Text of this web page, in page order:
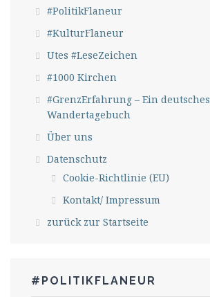
#PolitikFlaneur
#KulturFlaneur
Utes #LeseZeichen
#1000 Kirchen
#GrenzErfahrung – Ein deutsches
Wandertagebuch
Über uns
Datenschutz
Cookie-Richtlinie (EU)
Kontakt/ Impressum
zurück zur Startseite
#POLITIKFLANEUR